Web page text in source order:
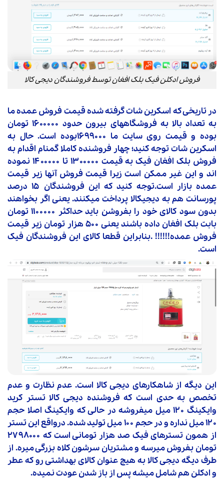
فروش ادکلن فیک بلک افغان توسط فروشندگان دیجی کالا
در تاریخی که اسکرین شات گرفته شده قیمت فروش عمده ما
به تعداد بالا به فروشگاههای بیرون حدود ۱۶۰۰۰۰۰ تومان
بوده و قیمت روی سایت ما ۱۶۹۹۰۰۰بوده است. حال به
اسکرین شات توجه کنید؛ چهار فروشنده کاملا گمنام اقدام به
فروش بلک افغان فیک به قیمت ۱۳۰۰۰۰۰ تا ۱۴۰۰۰۰۰ نموده
اند و این غیر ممکن است زیرا قیمت فروش آنها زیر قیمت
عمده بازار است.توجه کنید که این فروشندگان ۱۵ درصد
پورسانت هم به دیجیکالا پرداخت میکنند. یعنی اگر بخواهند
بدون سود کالای خود را بفروشن باید حداکثر ۱۱۰۰۰۰۰ تومان
بابت بلک افغان داده باشند یعنی ۵۰۰ هزار تومان زیر قیمت
فروش عمده!!!!!! .بنابراین قطعا کالای این فروشندگان فیک
است.
این دیگه از شاهکارهای دیجی کالا است. عدم نظارت و عدم
تخصص به حدی است که فروشنده دیجی کالا تستر کرید
وایکینگ ۱۲۰ میل میفروشه در حالی که وایکینگ اصلا حجم
۱۲۰ میل نداره و در حجم ۱۰۰ میل تولید شده. درواقع این تستر
از همون تسترهای فیک صد هزار تومانی است که ۲۷۹۸۰۰۰
تومان بفروش میرسه و مشتریان سرشون کلاه بزرگی میره. از
طرف دیگه دیجی کالا به هیچ عنوان کالای بهداشتی رو که عطر
و ادکلن هم شامل میشه پس از باز شدن عودت نمیده.